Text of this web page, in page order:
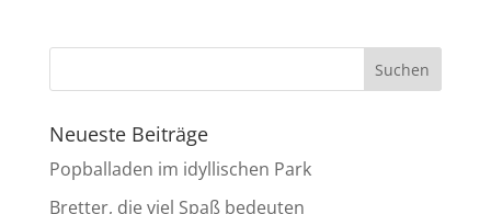
Neueste Beiträge
Popballaden im idyllischen Park
Bretter, die viel Spaß bedeuten